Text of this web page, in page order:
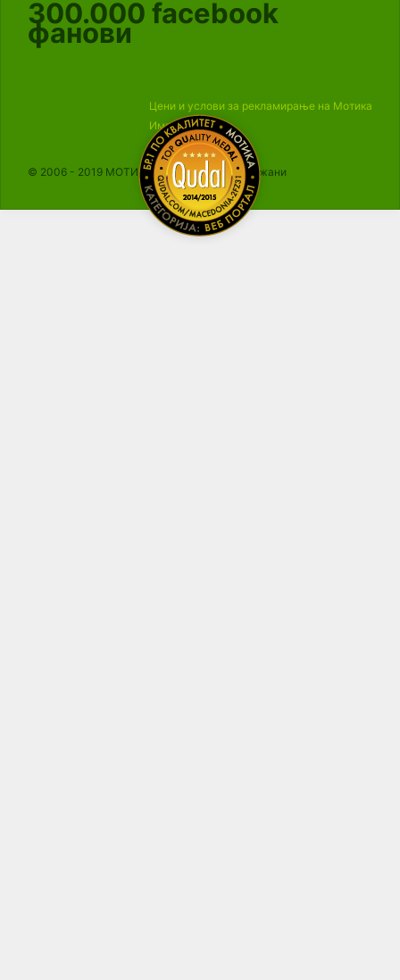
300.000 facebook
фанови
Цени и услови за рекламирање на Мотика
Импресум
© 2006 - 2019 МОТИКА, Сите права се задржани